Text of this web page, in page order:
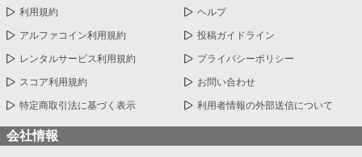
利用規約 ヘルプ
アルファコイン利用規約 投稿ガイドライン
レンタルサービス利用規約 プライバシーポリシー
スコア利用規約 お問い合わせ
特定商取引法に基づく表示 利用者情報の外部送信について
会社情報